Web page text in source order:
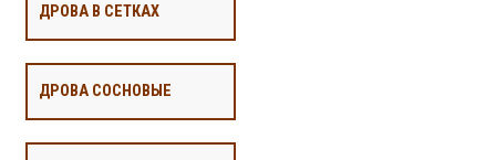
ДРОВА В СЕТКАХ
ДРОВА СОСНОВЫЕ